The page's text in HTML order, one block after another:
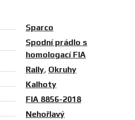
Sparco
Spodní prádlo s
homologací FIA
Rally, Okruhy
Kalhoty
FIA 8856-2018
Nehořlavý